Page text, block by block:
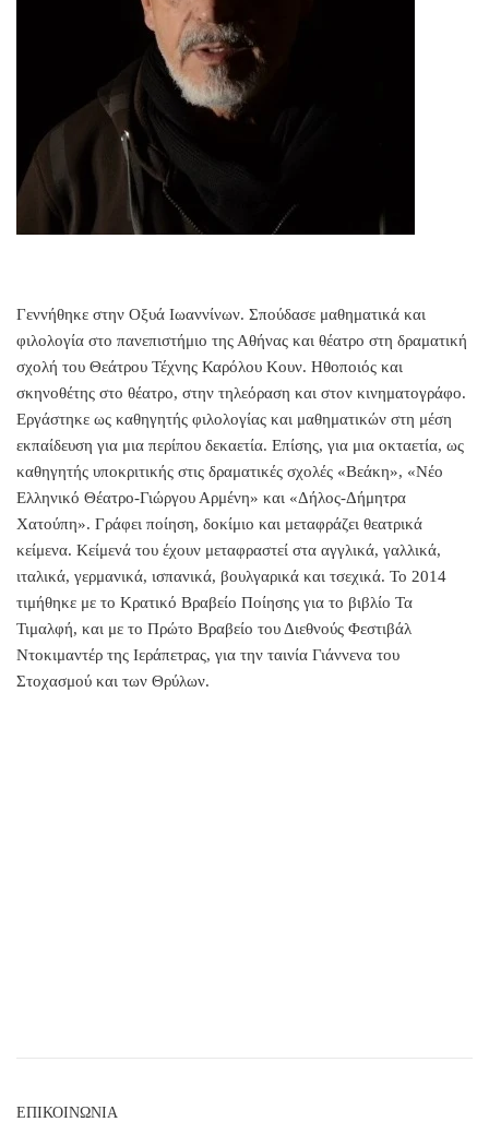
Γεννήθηκε στην Οξυά Ιωαννίνων. Σπούδασε μαθηματικά και
φιλολογία στο πανεπιστήμιο της Αθήνας και θέατρο στη δραματική
σχολή του Θεάτρου Τέχνης Καρόλου Κουν. Ηθοποιός και
σκηνοθέτης στο θέατρο, στην τηλεόραση και στον κινηματογράφο.
Εργάστηκε ως καθηγητής φιλολογίας και μαθηματικών στη μέση
εκπαίδευση για μια περίπου δεκαετία. Επίσης, για μια οκταετία, ως
καθηγητής υποκριτικής στις δραματικές σχολές «Βεάκη», «Νέο
Ελληνικό Θέατρο-Γιώργου Αρμένη» και «Δήλος-Δήμητρα
Χατούπη». Γράφει ποίηση, δοκίμιο και μεταφράζει θεατρικά
κείμενα. Κείμενά του έχουν μεταφραστεί στα αγγλικά, γαλλικά,
ιταλικά, γερμανικά, ισπανικά, βουλγαρικά και τσεχικά. Το 2014
τιμήθηκε με το Κρατικό Βραβείο Ποίησης για το βιβλίο Τα
Τιμαλφή, και με το Πρώτο Βραβείο του Διεθνούς Φεστιβάλ
Ντοκιμαντέρ της Ιεράπετρας, για την ταινία Γιάννενα του
Στοχασμού και των Θρύλων.
ΕΠΙΚΟΙΝΩΝΙΑ